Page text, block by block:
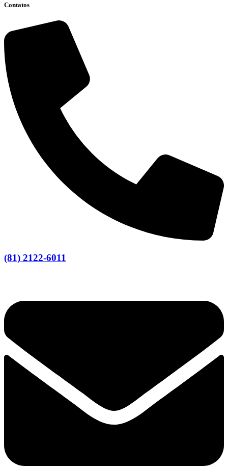
Contatos
(81) 2122-6011